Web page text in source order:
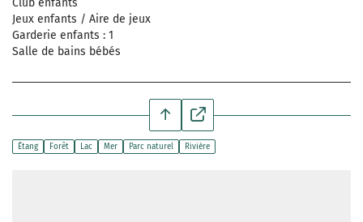
Club enfants
Jeux enfants / Aire de jeux
Garderie enfants : 1
Salle de bains bébés
Étang Forêt Lac Mer Parc naturel Rivière